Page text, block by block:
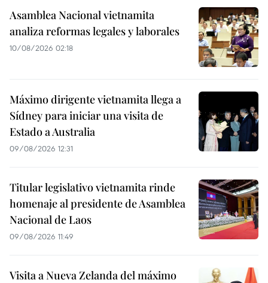
Asamblea Nacional vietnamita
analiza reformas legales y laborales
10/08/2026 02:18
Máximo dirigente vietnamita llega a
Sídney para iniciar una visita de
Estado a Australia
09/08/2026 12:31
Titular legislativo vietnamita rinde
homenaje al presidente de Asamblea
Nacional de Laos
09/08/2026 11:49
Visita a Nueva Zelanda del máximo